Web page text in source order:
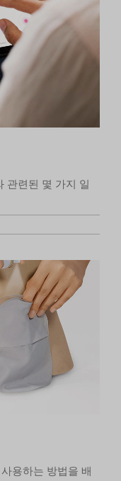
관련된 몇 가지 일
용하는 방법을 배